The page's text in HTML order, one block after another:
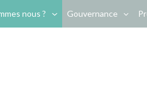
nous ? Gouvernance